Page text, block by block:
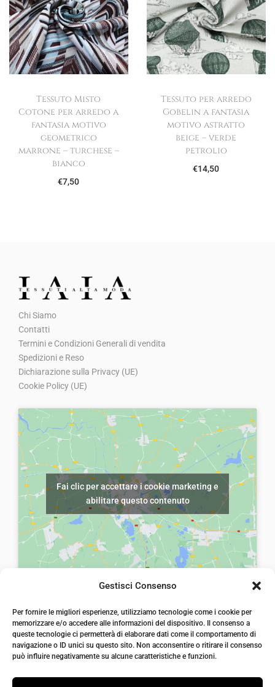
Gestisci Consenso
Per fornire le migliori esperienze, utilizziamo tecnologie come i cookie per
memorizzare e/o accedere alle informazioni del dispositivo. Il consenso a
queste tecnologie ci permetterà di elaborare dati come il comportamento di
navigazione o ID unici su questo sito. Non acconsentire o ritirare il consenso
può influire negativamente su alcune caratteristiche e funzioni.
Tessuto Misto
Cotone per arredo a
fantasia motivo
geometrico
marrone – turchese –
bianco
€7,50
Tessuto per arredo
Gobelin a fantasia
motivo astratto
beige – verde
petrolio
€14,50
Chi Siamo
Contatti
Termini e Condizioni Generali di vendita
Spedizioni e Reso
Dichiarazione sulla Privacy (UE)
Cookie Policy (UE)
Fai clic per accettare i cookie marketing e
abilitare questo contenuto
Via Michele imperiali, ang. via Salvo d'Acquisto, 205,
72021, Francavilla Fontana, Puglia
info@laiatessuti.com
+39 327 46 19 544